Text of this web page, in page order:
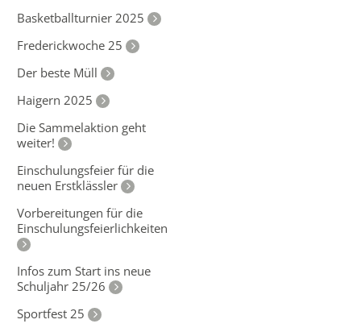
Basketballturnier 2025
Frederickwoche 25
Der beste Müll
Haigern 2025
Die Sammelaktion geht
weiter!
Einschulungsfeier für die
neuen Erstklässler
Vorbereitungen für die
Einschulungsfeierlichkeiten
Infos zum Start ins neue
Schuljahr 25/26
Sportfest 25